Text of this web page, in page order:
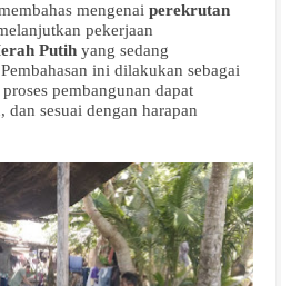
mengenaiperekrutan
pekerjaan
Putih yang sedang
ini dilakukan sebagai
pembangunan dapat
sesuai dengan harapan